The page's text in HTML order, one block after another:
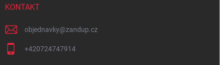
KONTAKT
objednavky@zandup.cz
+420724747914